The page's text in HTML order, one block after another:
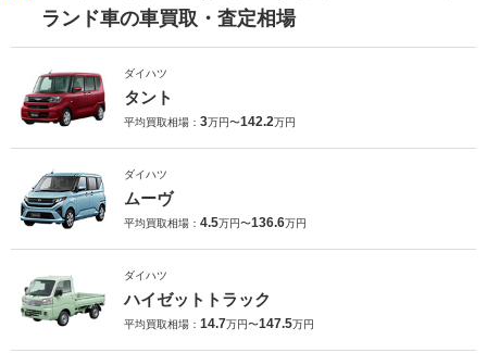
ランド車の車買取・査定相場
ダイハツ
タント
平均買取相場： 3万円〜142.2万円
ダイハツ
ムーヴ
平均買取相場： 4.5万円〜136.6万円
ダイハツ
ハイゼットトラック
平均買取相場： 14.7万円〜147.5万円